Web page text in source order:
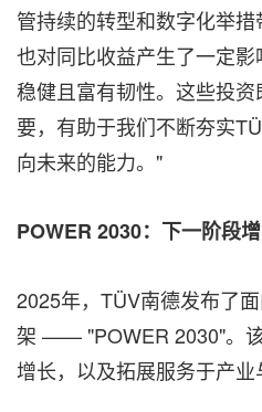
管持续的转型和数字化举措
也对同比收益产生了一定
稳健且富有韧性。这些投
要，有助于我们不断夯实
向未来的能力。"
POWER 2030：下一阶段
2025年，TÜV南德发布了
架 —— "POWER 2030"。
增长，以及拓展服务于产业